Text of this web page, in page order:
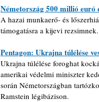
Németország 500 millió
A hazai munkaerő- és
támogatásra a kijevi rezsimnek.
Pentagon: Ukrajna túlélése
Ukrajna túlélése foroghat
amerikai védelmi miniszter
során Németországban
Ramstein légibázison.